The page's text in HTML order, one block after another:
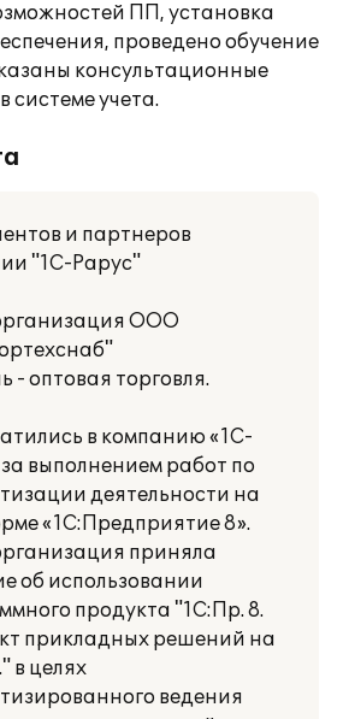
ПП, установка
проведено обучение
консультационные
системе учета.
и партнеров
"1С-Рарус"
ООО
- оптовая торговля.
в компанию «1С-
выполнением работ по
деятельности на
«1С:Предприятие 8».
приняла
об использовании
продукта "1С:Пр. 8.
прикладных решений на
в целях
ведения